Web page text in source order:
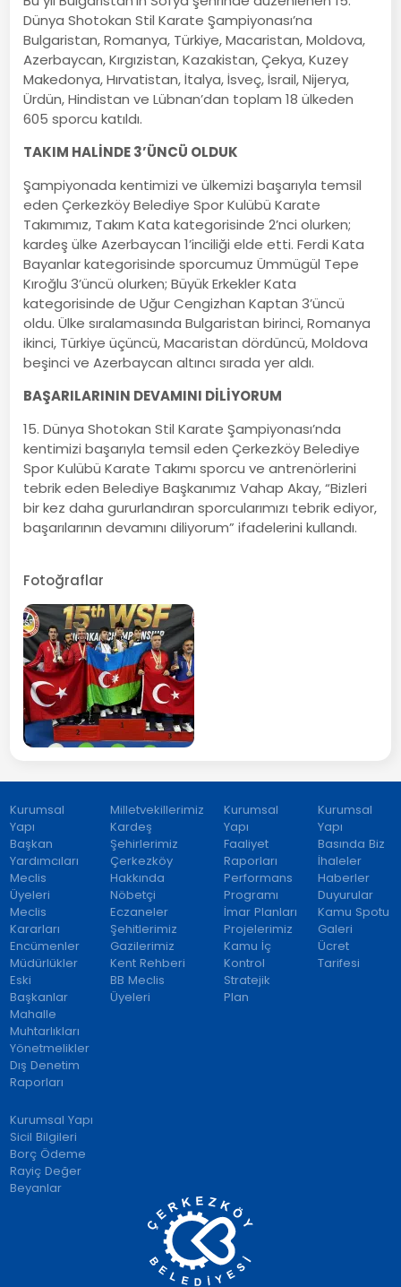
Dünya Shotokan Stil Karate Şampiyonası’na
Bulgaristan, Romanya, Türkiye, Macaristan, Moldova,
Azerbaycan, Kırgızistan, Kazakistan, Çekya, Kuzey
Makedonya, Hırvatistan, İtalya, İsveç, İsrail, Nijerya,
Ürdün, Hindistan ve Lübnan’dan toplam 18 ülkeden
605 sporcu katıldı.
TAKIM HALİNDE 3’ÜNCÜ OLDUK
Şampiyonada kentimizi ve ülkemizi başarıyla temsil
eden Çerkezköy Belediye Spor Kulübü Karate
Takımımız, Takım Kata kategorisinde 2’nci olurken;
kardeş ülke Azerbaycan 1’inciliği elde etti. Ferdi Kata
Bayanlar kategorisinde sporcumuz Ümmügül Tepe
Kıroğlu 3’üncü olurken; Büyük Erkekler Kata
kategorisinde de Uğur Cengizhan Kaptan 3’üncü
oldu. Ülke sıralamasında Bulgaristan birinci, Romanya
ikinci, Türkiye üçüncü, Macaristan dördüncü, Moldova
beşinci ve Azerbaycan altıncı sırada yer aldı.
BAŞARILARININ DEVAMINI DİLİYORUM
15. Dünya Shotokan Stil Karate Şampiyonası’nda
kentimizi başarıyla temsil eden Çerkezköy Belediye
Spor Kulübü Karate Takımı sporcu ve antrenörlerini
tebrik eden Belediye Başkanımız Vahap Akay, “Bizleri
bir kez daha gururlandıran sporcularımızı tebrik ediyor,
başarılarının devamını diliyorum” ifadelerini kullandı.
Fotoğraflar
Kurumsal
Yapı
Başkan
Yardımcıları
Meclis
Üyeleri
Meclis
Kararları
Encümenler
Müdürlükler
Eski
Başkanlar
Mahalle
Muhtarlıkları
Yönetmelikler
Dış Denetim
Raporları
Milletvekillerimiz
Kardeş
Şehirlerimiz
Çerkezköy
Hakkında
Nöbetçi
Eczaneler
Şehitlerimiz
Gazilerimiz
Kent Rehberi
BB Meclis
Üyeleri
Kurumsal
Yapı
Faaliyet
Raporları
Performans
Programı
İmar Planları
Projelerimiz
Kamu İç
Kontrol
Stratejik
Plan
Kurumsal
Yapı
Basında Biz
İhaleler
Haberler
Duyurular
Kamu Spotu
Galeri
Ücret
Tarifesi
Kurumsal Yapı
Sicil Bilgileri
Borç Ödeme
Rayiç Değer
Beyanlar